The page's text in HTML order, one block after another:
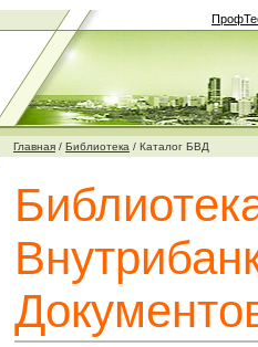
Главная / Библиотека / Каталог БВД